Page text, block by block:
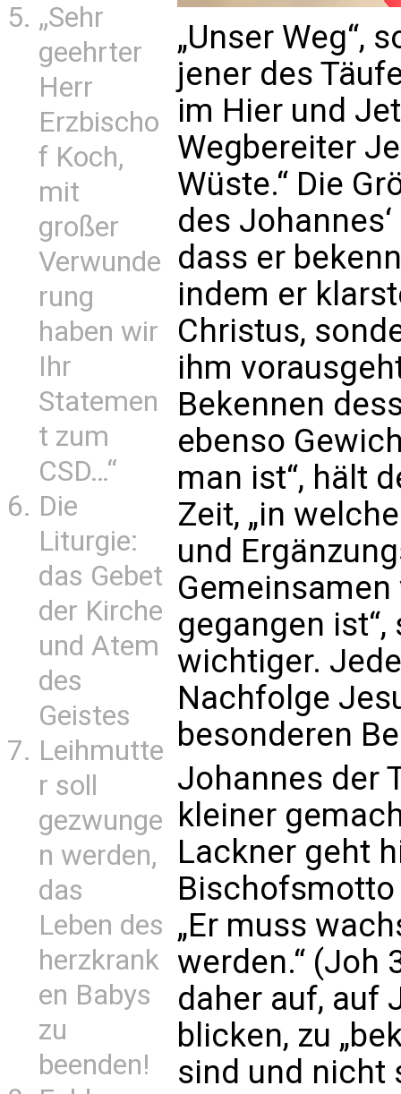
„Sehr
geehrter
Herr
Erzbischo
f Koch,
mit
großer
Verwunde
rung
haben wir
Ihr
Statemen
t zum
CSD…“
Die
Liturgie:
das Gebet
der Kirche
und Atem
des
Geistes
Leihmutte
r soll
gezwunge
n werden,
das
Leben des
herzkrank
en Babys
zu
beenden!
„Unser Weg“,
jener des
im Hier und
Wegbereiter
Wüste.“ Die
des
dass er
indem er
Christus,
ihm
Bekennen
ebenso
man ist“, hält
Zeit, „in
und
gegangen
wichtiger.
Nachfolge
besonderen
Johannes der
kleiner
Lackner geht
Bischofsmotto
„Er muss
werden.“ (Joh
daher auf, auf
blicken, zu
sind und nicht